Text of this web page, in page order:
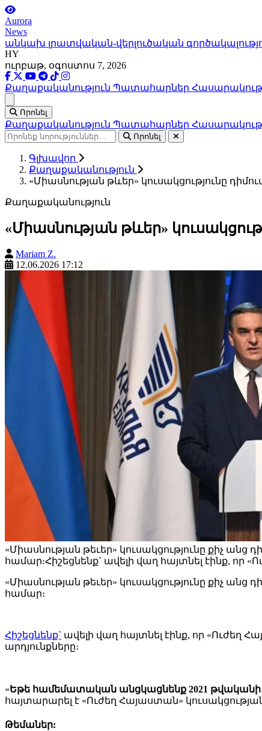
Aurora
News
անկախ լրատվական-վերլուծական
HY
ուրբաթ, օգոստոս 7, 2026
Քաղաքականություն Պատահարներ
Որոնել
Քաղաքականություն Պատահարներ
Որոնել
Գլխավոր
Քաղաքականություն
«Միասնության թևեր» կուսակցությունը
Քաղաքականություն
«Միասնության թևեր»
Mariam Z.
12.06.2026 17:12
«Միասնության թեւեր» կուսակցությունը քիչ անց
համար։Հիշեցնենք` ավելի վաղ հայտնել էինք, որ
«Միասնության թեւեր» կուսակցությունը քիչ անց
համար։
Հիշեցնենք` ավելի վաղ հայտնել էինք, որ «Ուժեղ
արդյունքները։
«Եթե համեմատական անցկացնենք 2021 թվականի
հայտարարել է «Ուժեղ Հայաստան»
Թեմաներ: